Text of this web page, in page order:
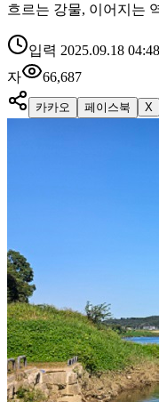
흐르는 강물, 이어지는
입력 2025.09.18 04:48
자
66,687
카카오 페이스북 X